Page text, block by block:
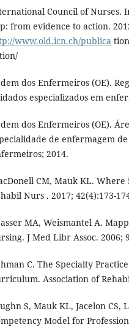
Council of Nurses.
from evidence to action.
www.old.icn.ch/publica
dos Enfermeiros (OE).
especializados em
dos Enfermeiros (OE).
de enfermagem
2014.
CM, Mauk KL.
Nurs . 2017; 42(4):173-
MA, Weismantel A.
J Med Libr Assoc. 2006;
C. The Specialty
Association of
S, Mauk KL, Jacelon CS,
Model for